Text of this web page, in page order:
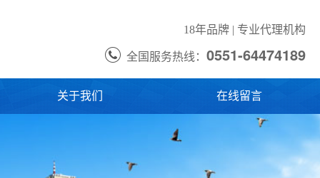
18年品牌 | 专业代理机构
全国服务热线： 0551-64474189
关于我们 在线留言